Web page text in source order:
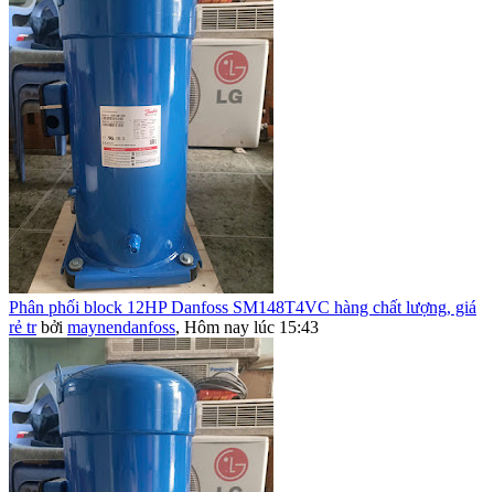
Phân phối block 12HP Danfoss SM148T4VC hàng chất lượng, giá
rẻ tr bởi maynendanfoss, Hôm nay lúc 15:43